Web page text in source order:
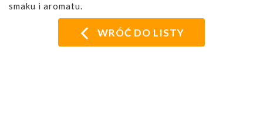
smaku i aromatu.
WRÓĆ DO LISTY